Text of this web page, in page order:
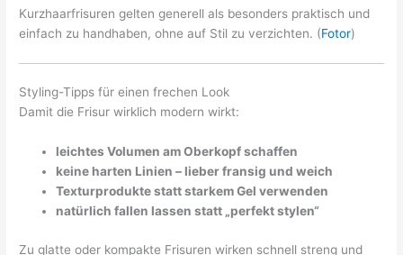
Kurzhaarfrisuren gelten generell als besonders praktisch und
einfach zu handhaben, ohne auf Stil zu verzichten. (Fotor)
Styling-Tipps für einen frechen Look
Damit die Frisur wirklich modern wirkt:
leichtes Volumen am Oberkopf schaffen
keine harten Linien – lieber fransig und weich
Texturprodukte statt starkem Gel verwenden
natürlich fallen lassen statt „perfekt stylen“
Zu glatte oder kompakte Frisuren wirken schnell streng und